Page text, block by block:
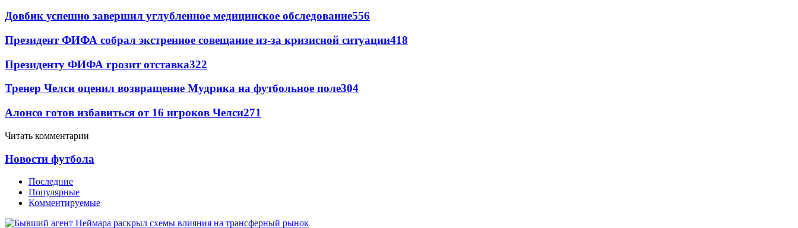
Довбик успешно завершил углубленное медицинское обследование556
Президент ФИФА собрал экстренное совещание из-за кризисной ситуации418
Президенту ФИФА грозит отставка322
Тренер Челси оценил возвращение Мудрика на футбольное поле304
Алонсо готов избавиться от 16 игроков Челси271
Читать комментарии
Новости футбола
Последние
Популярные
Комментируемые